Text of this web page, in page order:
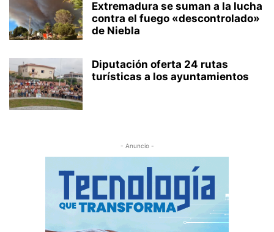
Extremadura se suman a la lucha
contra el fuego «descontrolado»
de Niebla
Diputación oferta 24 rutas
turísticas a los ayuntamientos
- Anuncio -